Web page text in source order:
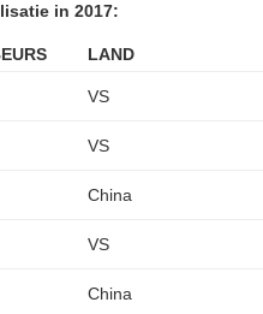
in 2017:
LAND
VS
VS
China
VS
China